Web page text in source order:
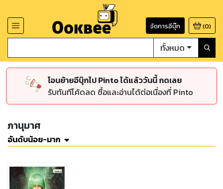
จัดการอีบุ๊ก (0)
ทั้งหมด
โอนย้ายอีบุ๊กไป Pinto ได้แล้ววันนี้ กดเลย
รับทันทีโค้ดลด ซื้อและอ่านได้ต่อเนื่องที่ Pinto
ภานุมาศ
อันดับน้อย-มาก